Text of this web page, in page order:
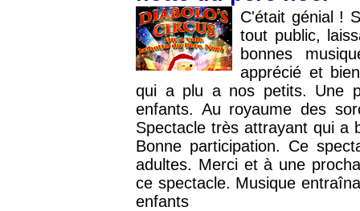
C'était génial !
tout public,
bonnes
apprécié et
qui a plu a nos petits. Une
enfants. Au royaume des
Spectacle très attrayant qui a
Bonne participation. Ce
adultes. Merci et à une
ce spectacle. Musique
enfants